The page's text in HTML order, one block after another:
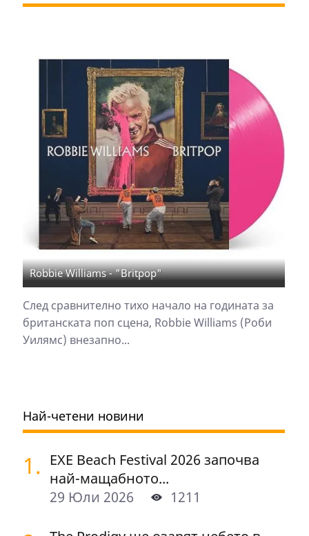
Robbie Williams - "Britpop"
След сравнително тихо начало на годината за
британската поп сцена, Robbie Williams (Роби
Уилямс) внезапно...
Най-четени новини
1. EXE Beach Festival 2026 започва
най-мащабното...
29 Юли 2026
1211